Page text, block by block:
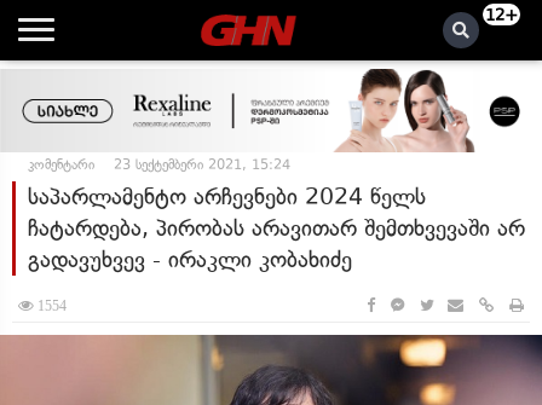
12+
კომენტარი 23 სექტემბერი 2021, 15:24
საპარლამენტო არჩევნები 2024 წელს
ჩატარდება, პირობას არავითარ შემთხვევაში არ
გადავუხვევ - ირაკლი კობახიძე
1554